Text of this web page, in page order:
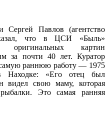
Сергей Павлов (агентство
что в ЦСИ «Быль»
картин
за почти 40 лет. Куратор
раннюю работу — 1975
Находке: «Его отец был
видел свою маму, которая
Это самая ранняя